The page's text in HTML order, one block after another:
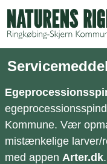
Kommune. Vær
mistænkelige larver/
med appen Arter.dk